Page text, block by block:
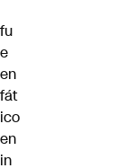
fu
e
en
fát
ico
en
in